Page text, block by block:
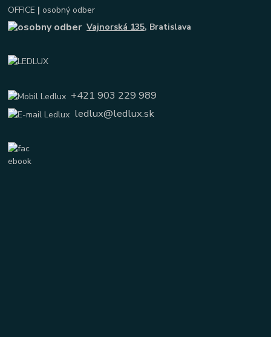
OFFICE | osobný odber
Vajnorská 135, Bratislava
+421 903 229 989
ledlux@ledlux.sk